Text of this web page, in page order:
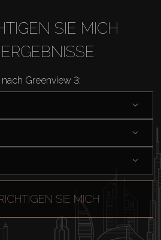
SIE MICH
Greenview 3:
SIE MICH